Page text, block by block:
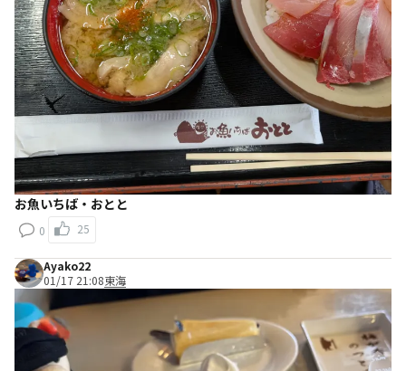
お魚いちば・おとと
0 25
Ayako22
01/17 21:08東海